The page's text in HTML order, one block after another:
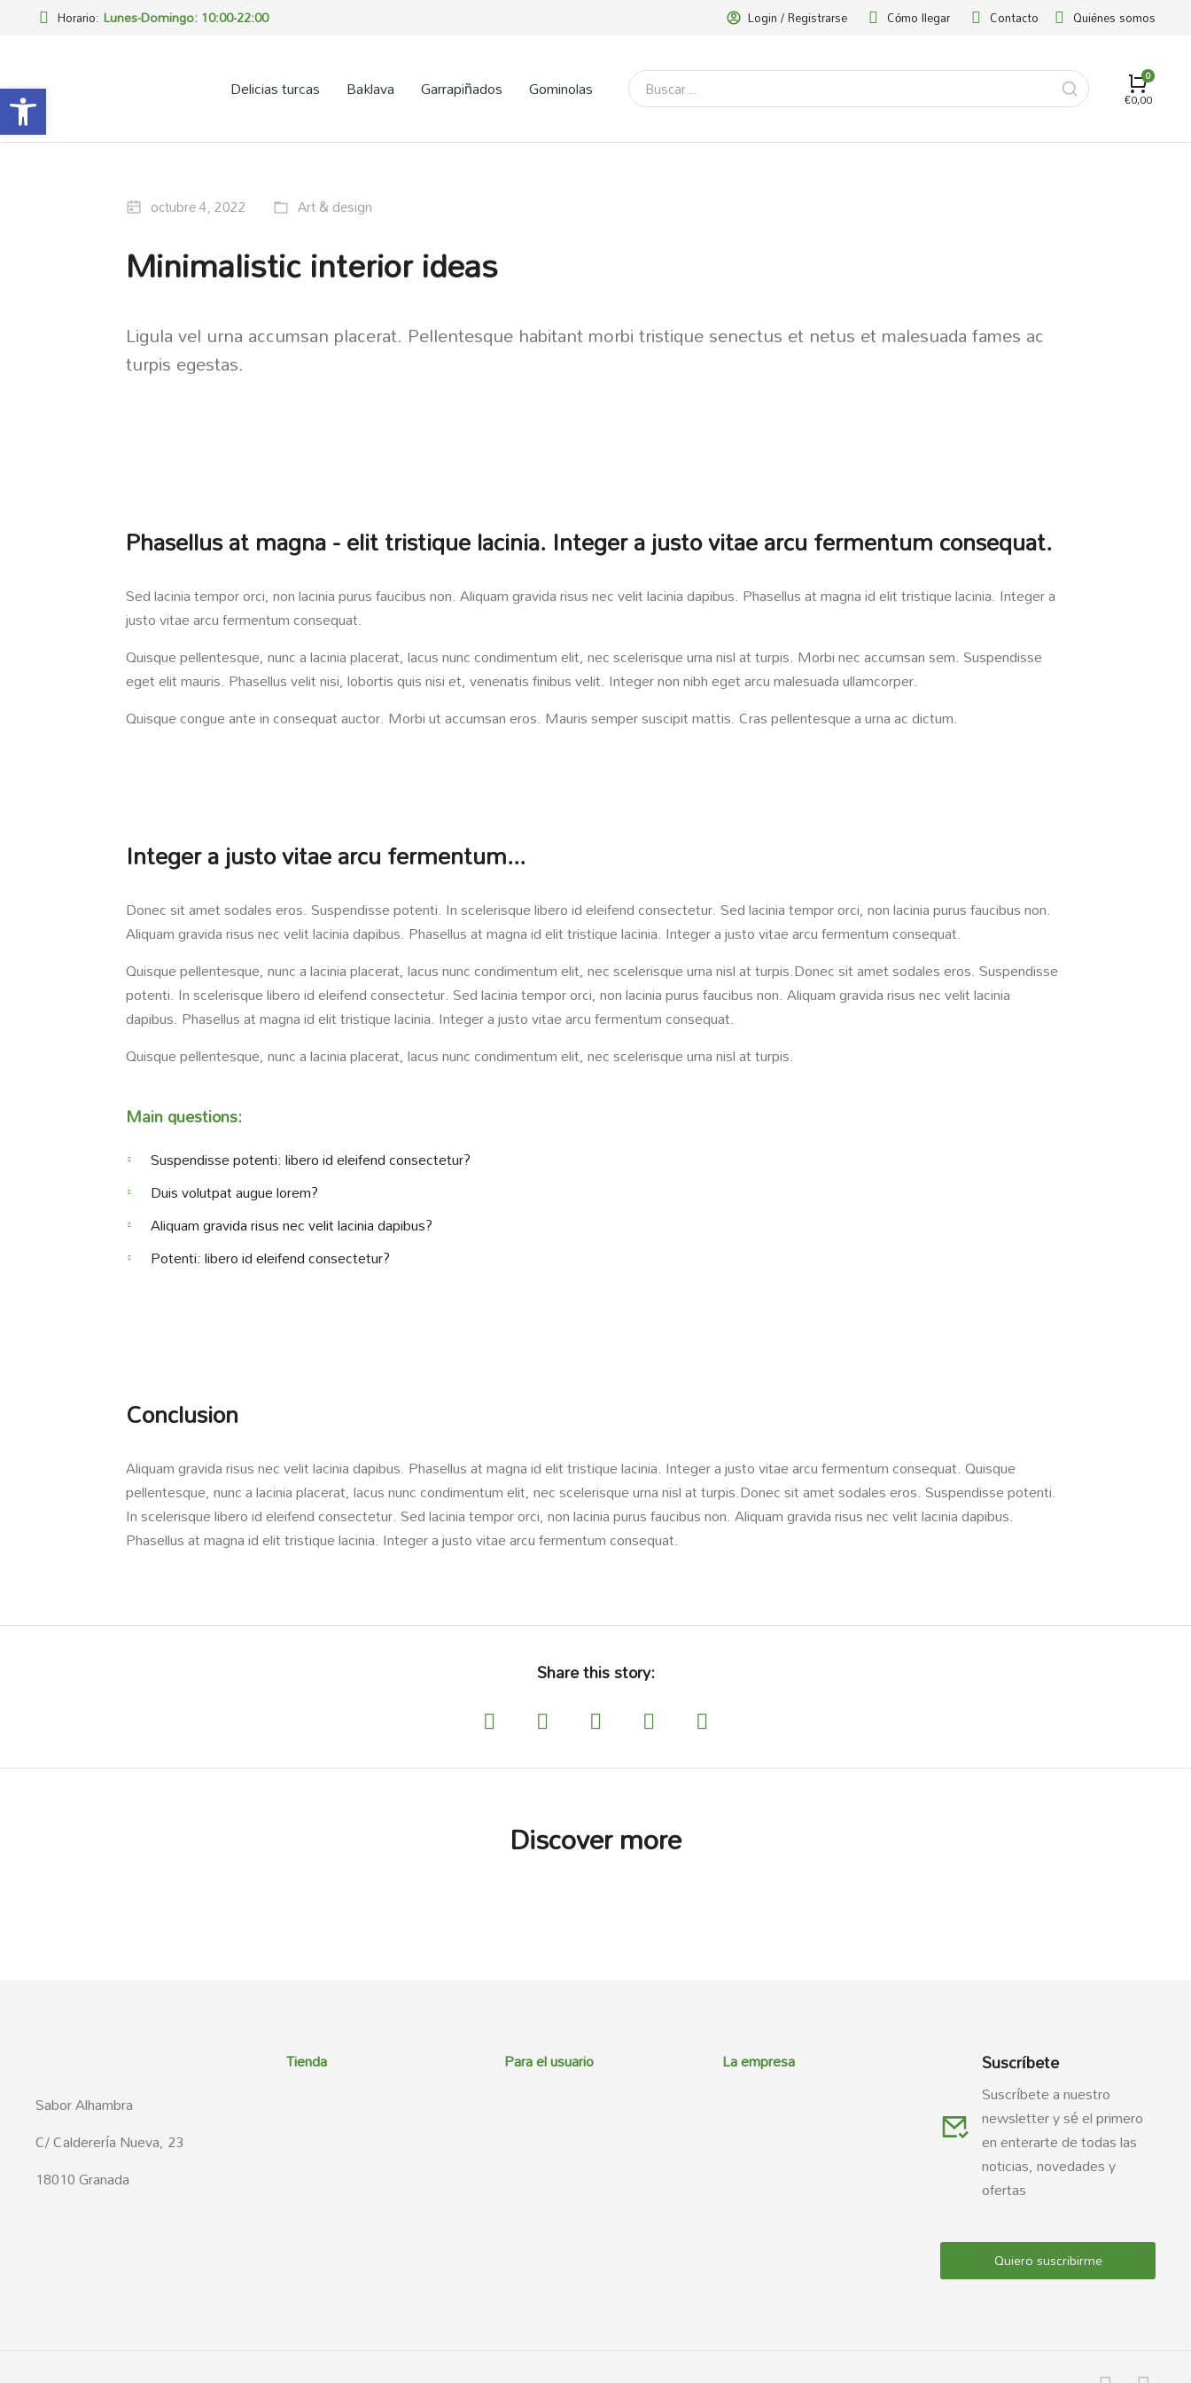
Horario: Lunes-Domingo: 10:00-22:00 Login / Registrarse Cómo llegar Contacto Quiénes somos
Delicias turcas Baklava Garrapiñados Gominolas €0,00
octubre 4, 2022 Art & design
Minimalistic interior ideas
Ligula vel urna accumsan placerat. Pellentesque habitant morbi tristique senectus et netus et malesuada fames ac
turpis egestas.
Phasellus at magna - elit tristique lacinia. Integer a justo vitae arcu fermentum consequat.
Sed lacinia tempor orci, non lacinia purus faucibus non. Aliquam gravida risus nec velit lacinia dapibus. Phasellus at magna id elit tristique lacinia. Integer a
justo vitae arcu fermentum consequat.
Quisque pellentesque, nunc a lacinia placerat, lacus nunc condimentum elit, nec scelerisque urna nisl at turpis. Morbi nec accumsan sem. Suspendisse
eget elit mauris. Phasellus velit nisi, lobortis quis nisi et, venenatis finibus velit. Integer non nibh eget arcu malesuada ullamcorper.
Quisque congue ante in consequat auctor. Morbi ut accumsan eros. Mauris semper suscipit mattis. Cras pellentesque a urna ac dictum.
Integer a justo vitae arcu fermentum...
Donec sit amet sodales eros. Suspendisse potenti. In scelerisque libero id eleifend consectetur. Sed lacinia tempor orci, non lacinia purus faucibus non.
Aliquam gravida risus nec velit lacinia dapibus. Phasellus at magna id elit tristique lacinia. Integer a justo vitae arcu fermentum consequat.
Quisque pellentesque, nunc a lacinia placerat, lacus nunc condimentum elit, nec scelerisque urna nisl at turpis.Donec sit amet sodales eros. Suspendisse
potenti. In scelerisque libero id eleifend consectetur. Sed lacinia tempor orci, non lacinia purus faucibus non. Aliquam gravida risus nec velit lacinia
dapibus. Phasellus at magna id elit tristique lacinia. Integer a justo vitae arcu fermentum consequat.
Quisque pellentesque, nunc a lacinia placerat, lacus nunc condimentum elit, nec scelerisque urna nisl at turpis.
Main questions:
Suspendisse potenti: libero id eleifend consectetur?
Duis volutpat augue lorem?
Aliquam gravida risus nec velit lacinia dapibus?
Potenti: libero id eleifend consectetur?
Conclusion
Aliquam gravida risus nec velit lacinia dapibus. Phasellus at magna id elit tristique lacinia. Integer a justo vitae arcu fermentum consequat. Quisque
pellentesque, nunc a lacinia placerat, lacus nunc condimentum elit, nec scelerisque urna nisl at turpis.Donec sit amet sodales eros. Suspendisse potenti.
In scelerisque libero id eleifend consectetur. Sed lacinia tempor orci, non lacinia purus faucibus non. Aliquam gravida risus nec velit lacinia dapibus.
Phasellus at magna id elit tristique lacinia. Integer a justo vitae arcu fermentum consequat.
Share this story:
Discover more
Sabor Alhambra
C/ Calderería Nueva, 23
18010 Granada
Tienda Para el usuario La empresa Suscríbete
Suscríbete a nuestro
newsletter y sé el primero
en enterarte de todas las
noticias, novedades y
ofertas
Quiero suscribirme
Abrir barra de herramientas